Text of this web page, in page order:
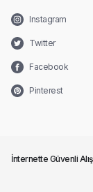
Instagram
Twitter
Facebook
Pinterest
İnternette Güvenli